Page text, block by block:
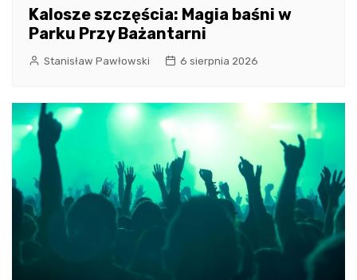
Kalosze szczęścia: Magia baśni w
Parku Przy Bażantarni
Stanisław Pawłowski 6 sierpnia 2026